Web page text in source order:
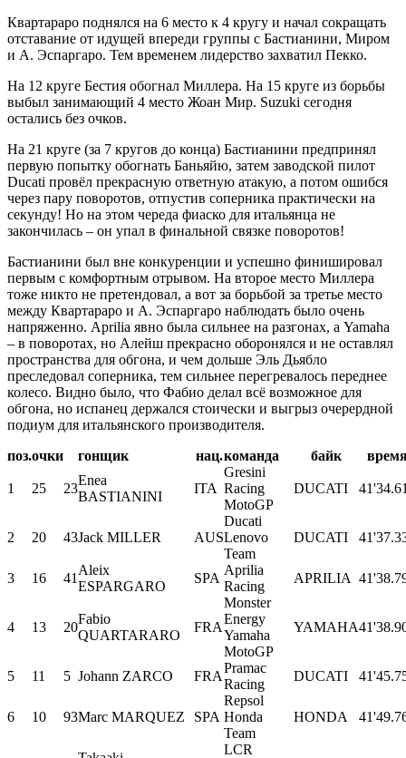
Квартараро поднялся на 6 место к 4 кругу и начал сокращать
отставание от идущей впереди группы с Бастианини, Миром
и А. Эспаргаро. Тем временем лидерство захватил Пекко.
На 12 круге Бестия обогнал Миллера. На 15 круге из борьбы
выбыл занимающий 4 место Жоан Мир. Suzuki сегодня
остались без очков.
На 21 круге (за 7 кругов до конца) Бастианини предпринял
первую попытку обогнать Баньяйю, затем заводской пилот
Ducati провёл прекрасную ответную атакую, а потом ошибся
через пару поворотов, отпустив соперника практически на
секунду! Но на этом череда фиаско для итальянца не
закончилась – он упал в финальной связке поворотов!
Бастианини был вне конкуренции и успешно финишировал
первым с комфортным отрывом. На второе место Миллера
тоже никто не претендовал, а вот за борьбой за третье место
между Квартараро и А. Эспаргаро наблюдать было очень
напряженно. Aprilia явно была сильнее на разгонах, а Yamaha
– в поворотах, но Алейш прекрасно оборонялся и не оставлял
пространства для обгона, и чем дольше Эль Дьябло
преследовал соперника, тем сильнее перегревалось переднее
колесо. Видно было, что Фабио делал всё возможное для
обгона, но испанец держался стоически и выгрыз очерердной
подиум для итальянского производителя.
поз.очки гонщик нац.команда байк
1 25 23
Enea
BASTIANINI
ITA
Gresini
Racing
MotoGP
DUCATI
2 20 43Jack MILLER AUS
Ducati
Lenovo
Team
DUCATI
3 16 41
Aleix
ESPARGARO
SPA
Aprilia
Racing
APRILIA
4 13 20
Fabio
QUARTARARO
FRA
Monster
Energy
Yamaha
MotoGP
YAMAHA
5 11 5 Johann ZARCO FRA
Pramac
Racing
DUCATI
6 10 93Marc MARQUEZ SPA
Repsol
Honda
Team
HONDA
LCR